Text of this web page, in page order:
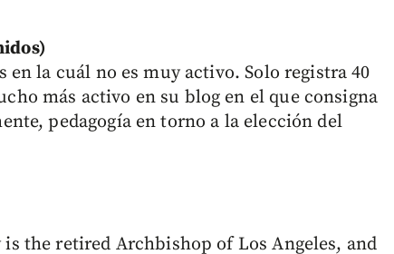
la cuál no es muy activo. Solo registra 40
más activo en su blog en el que consigna
pedagogía en torno a la elección del
the retired Archbishop of Los Angeles, and